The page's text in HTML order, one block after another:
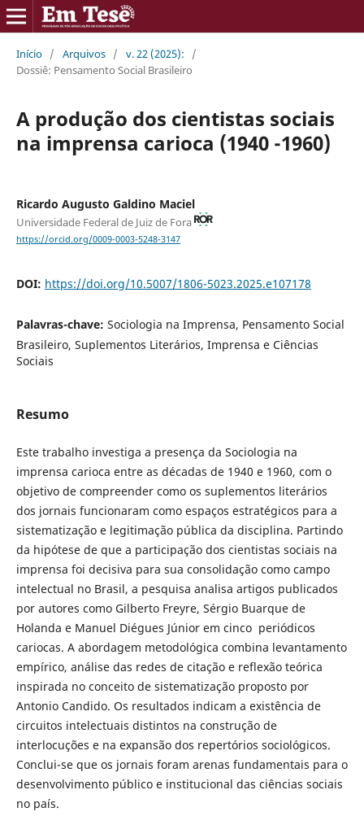
Início / Arquivos / v. 22 (2025):
/
Dossiê: Pensamento Social Brasileiro
A produção dos cientistas sociais
na imprensa carioca (1940 -1960)
Ricardo Augusto Galdino Maciel
Universidade Federal de Juiz de Fora
https://orcid.org/0009-0003-5248-3147
DOI: https://doi.org/10.5007/1806-5023.2025.e107178
Palavras-chave: Sociologia na Imprensa, Pensamento Social
Brasileiro, Suplementos Literários, Imprensa e Ciências
Sociais
Resumo
Este trabalho investiga a presença da Sociologia na
imprensa carioca entre as décadas de 1940 e 1960, com o
objetivo de compreender como os suplementos literários
dos jornais funcionaram como espaços estratégicos para a
sistematização e legitimação pública da disciplina. Partindo
da hipótese de que a participação dos cientistas sociais na
imprensa foi decisiva para sua consolidação como campo
intelectual no Brasil, a pesquisa analisa artigos publicados
por autores como Gilberto Freyre, Sérgio Buarque de
Holanda e Manuel Diégues Júnior em cinco periódicos
cariocas. A abordagem metodológica combina levantamento
empírico, análise das redes de citação e reflexão teórica
inspirada no conceito de sistematização proposto por
Antonio Candido. Os resultados indicam a existência de
circuitos intelectuais distintos na construção de
interlocuções e na expansão dos repertórios sociológicos.
Conclui-se que os jornais foram arenas fundamentais para o
desenvolvimento público e institucional das ciências sociais
no país.